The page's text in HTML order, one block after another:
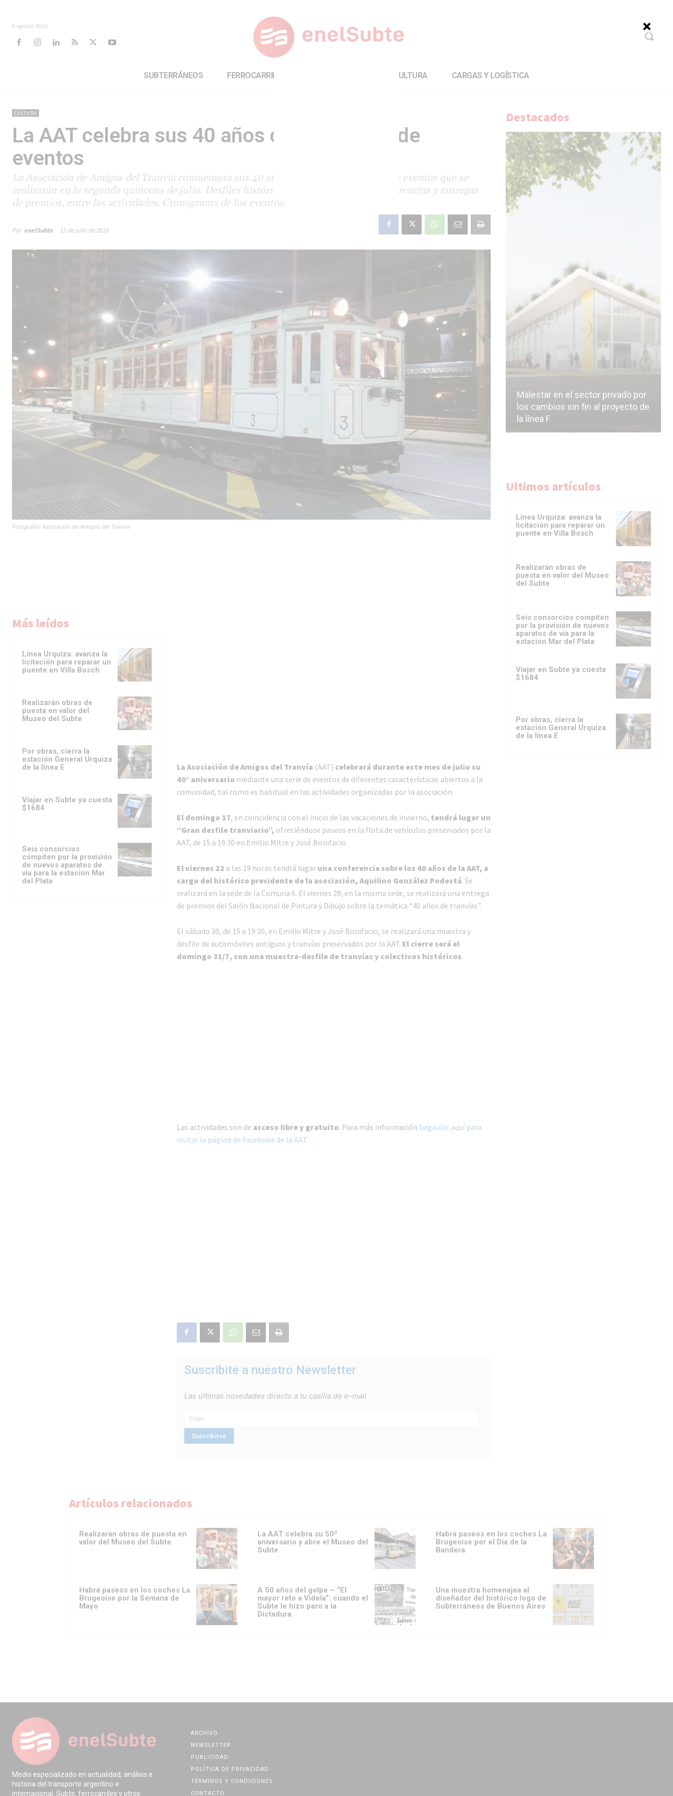
6 agosto 2026
SUBTERRÁNEOS FERROCARRILES CULTURA CARGAS Y LOGÍSTICA
CULTURA
La AAT celebra sus 40 años con una serie de
eventos
La Asociación de Amigos del Tranvía conmemora sus 40 años de actividad con diversos eventos que se
realizarán en la segunda quincena de julio. Desfiles históricos, paseos, muestras, conferencias y entregas
de premios, entre las actividades. Cronograma de los eventos.
Por enelSubte 15 de julio de 2016
Fotografía: Asociación de Amigos del Tranvía
Más leídos
Línea Urquiza: avanza la
licitación para reparar un
puente en Villa Bosch
Realizarán obras de
puesta en valor del
Museo del Subte
Por obras, cierra la
estación General Urquiza
de la línea E
Viajar en Subte ya cuesta
$1684
Seis consorcios
compiten por la provisión
de nuevos aparatos de
vía para la estación Mar
del Plata
La Asociación de Amigos del Tranvía (AAT) celebrará durante este mes de julio su
40° aniversario mediante una serie de eventos de diferentes características abiertos a la
comunidad, tal como es habitual en las actividades organizadas por la asociación.
El domingo 17, en coincidencia con el inicio de las vacaciones de invierno, tendrá lugar un
“Gran desfile tranviario”, ofreciéndose paseos en la flota de vehículos preservados por la
AAT, de 15 a 19:30 en Emilio Mitre y José Bonifacio.
El viernes 22 a las 19 horas tendrá lugar una conferencia sobre los 40 años de la AAT, a
cargo del histórico presidente de la asociación, Aquilino González Podestá. Se
realizará en la sede de la Comuna 6. El viernes 29, en la misma sede, se realizará una entrega
de premios del Salón Nacional de Pintura y Dibujo sobre la temática “40 años de tranvías”.
El sábado 30, de 15 a 19:30, en Emilio Mitre y José Bonifacio, se realizará una muestra y
desfile de automóviles antiguos y tranvías preservados por la AAT. El cierre será el
domingo 31/7, con una muestra-desfile de tranvías y colectivos históricos.
Las actividades son de acceso libre y gratuito. Para más información haga clic aquí para
visitar la página de Facebook de la AAT.
Suscribite a nuestro Newsletter
Las últimas novedades directo a tu casilla de e-mail
Destacados
Malestar en el sector privado por
los cambios sin fin al proyecto de
la línea F
Ultimos artículos
Línea Urquiza: avanza la
licitación para reparar un
puente en Villa Bosch
Realizarán obras de
puesta en valor del Museo
del Subte
Seis consorcios compiten
por la provisión de nuevos
aparatos de vía para la
estación Mar del Plata
Viajar en Subte ya cuesta
$1684
Por obras, cierra la
estación General Urquiza
de la línea E
Artículos relacionados
Realizarán obras de puesta en
valor del Museo del Subte
La AAT celebra su 50º
aniversario y abre el Museo del
Subte
Habrá paseos en los coches La
Brugeoise por el Día de la
Bandera
Habrá paseos en los coches La
Brugeoise por la Semana de
Mayo
A 50 años del golpe – “El
mayor reto a Videla”: cuando el
Subte le hizo paro a la
Dictadura
Una muestra homenajea al
diseñador del histórico logo de
Subterráneos de Buenos Aires
Medio especializado en actualidad, análisis e
historia del transporte argentino e
internacional. Subte, ferrocarriles y otros
ARCHIVO
NEWSLETTER
PUBLICIDAD
POLÍTICA DE PRIVACIDAD
TÉRMINOS Y CONDICIONES
CONTACTO